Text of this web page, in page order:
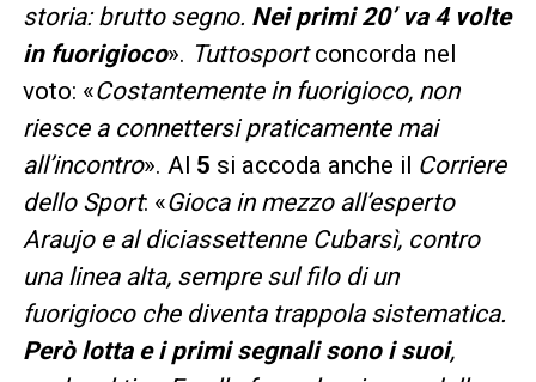
storia: brutto segno. Nei primi 20’ va 4 volte
in fuorigioco». Tuttosportconcorda nel
voto: «Costantemente in fuorigioco, non
riesce a connettersi praticamente mai
all’incontro». Al 5 si accoda anche il Corriere
dello Sport: «Gioca in mezzo all’esperto
Araujo e al diciassettenne Cubarsì, contro
una linea alta, sempre sul filo di un
fuorigioco che diventa trappola sistematica.
Però lotta e i primi segnali sono i suoi,